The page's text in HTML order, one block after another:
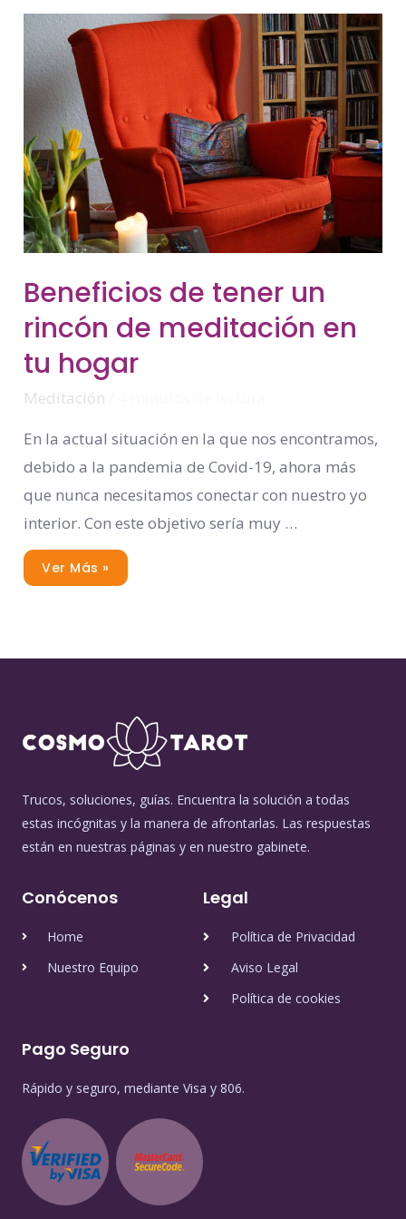
Beneficios de tener un
rincón de meditación en
tu hogar
Meditación
En la actual situación en la que nos encontramos,
debido a la pandemia de Covid-19, ahora más
que nunca necesitamos conectar con nuestro yo
interior. Con este objetivo sería muy …
Beneficios
De
Tener
Un
Rincón
Meditación
En
Hogar
Ver Más »
Trucos, soluciones, guías. Encuentra la solución a todas
estas incógnitas y la manera de afrontarlas. Las respuestas
están en nuestras páginas y en nuestro gabinete.
Conócenos
Home
Nuestro Equipo
Legal
Política de Privacidad
Aviso Legal
Política de cookies
Pago Seguro
Rápido y seguro, mediante Visa y 806.